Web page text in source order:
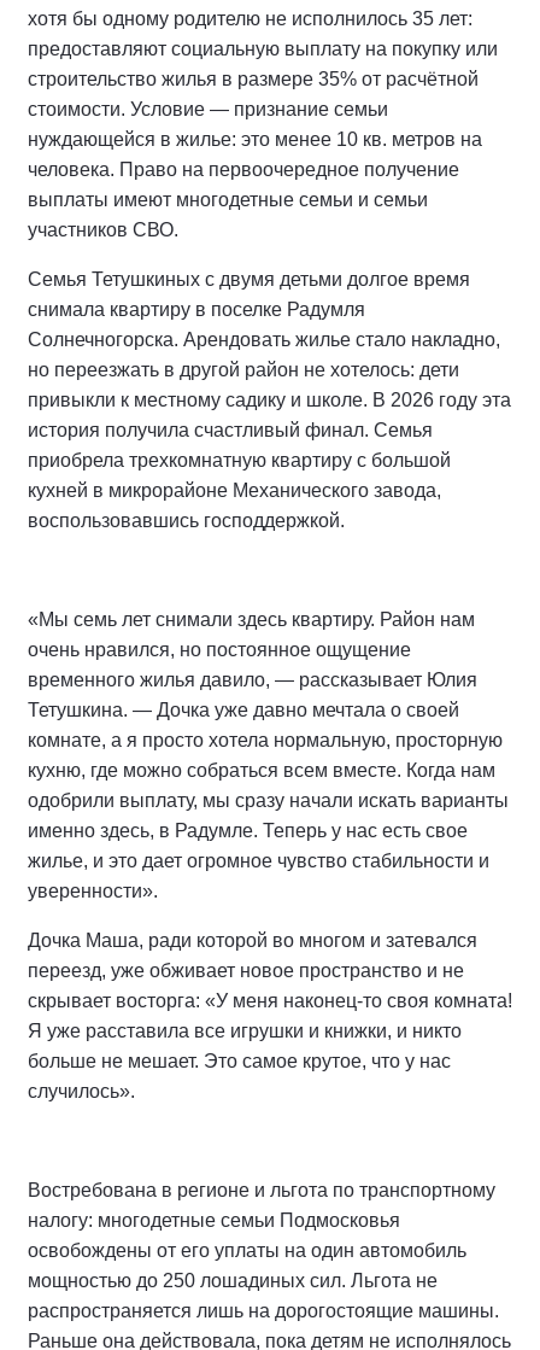
хотя бы одному родителю не исполнилось 35 лет:
предоставляют социальную выплату на покупку или
строительство жилья в размере 35% от расчётной
стоимости. Условие — признание семьи
нуждающейся в жилье: это менее 10 кв. метров на
человека. Право на первоочередное получение
выплаты имеют многодетные семьи и семьи
участников СВО.
Семья Тетушкиных с двумя детьми долгое время
снимала квартиру в поселке Радумля
Солнечногорска. Арендовать жилье стало накладно,
но переезжать в другой район не хотелось: дети
привыкли к местному садику и школе. В 2026 году эта
история получила счастливый финал. Семья
приобрела трехкомнатную квартиру с большой
кухней в микрорайоне Механического завода,
воспользовавшись господдержкой.
«Мы семь лет снимали здесь квартиру. Район нам
очень нравился, но постоянное ощущение
временного жилья давило, — рассказывает Юлия
Тетушкина. — Дочка уже давно мечтала о своей
комнате, а я просто хотела нормальную, просторную
кухню, где можно собраться всем вместе. Когда нам
одобрили выплату, мы сразу начали искать варианты
именно здесь, в Радумле. Теперь у нас есть свое
жилье, и это дает огромное чувство стабильности и
уверенности».
Дочка Маша, ради которой во многом и затевался
переезд, уже обживает новое пространство и не
скрывает восторга: «У меня наконец-то своя комната!
Я уже расставила все игрушки и книжки, и никто
больше не мешает. Это самое крутое, что у нас
случилось».
Востребована в регионе и льгота по транспортному
налогу: многодетные семьи Подмосковья
освобождены от его уплаты на один автомобиль
мощностью до 250 лошадиных сил. Льгота не
распространяется лишь на дорогостоящие машины.
Раньше она действовала, пока детям не исполнялось